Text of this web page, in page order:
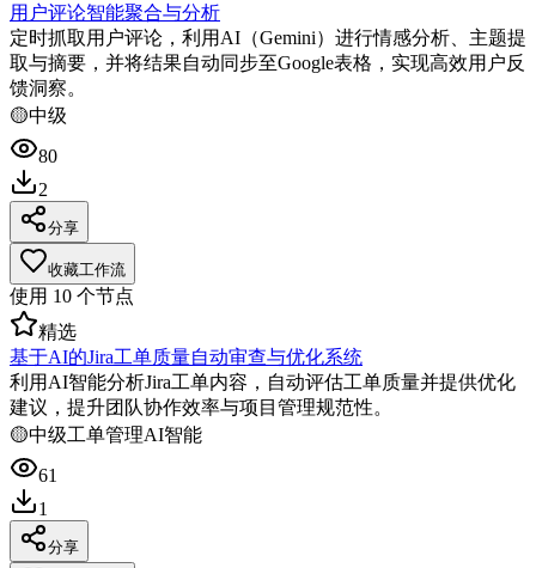
用户评论智能聚合与分析
定时抓取用户评论，利用AI（Gemini）进行情感分析、主题提
取与摘要，并将结果自动同步至Google表格，实现高效用户反
馈洞察。
🟡中级
80
2
分享
收藏工作流
使用 10 个节点
精选
基于AI的Jira工单质量自动审查与优化系统
利用AI智能分析Jira工单内容，自动评估工单质量并提供优化
建议，提升团队协作效率与项目管理规范性。
🟡中级工单管理AI智能
61
1
分享